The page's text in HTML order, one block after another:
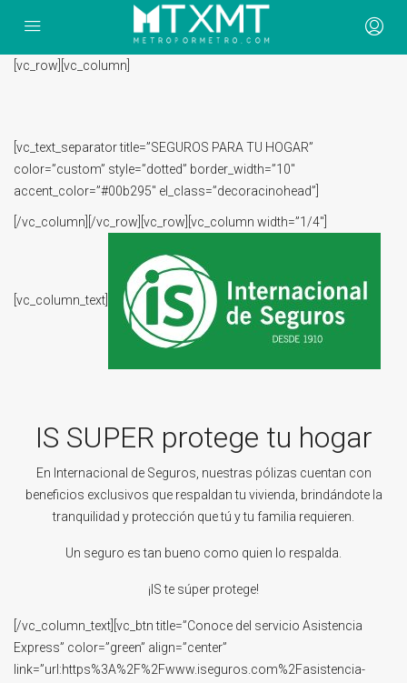
[vc_row][vc_column]
[vc_text_separator title=”SEGUROS PARA TU HOGAR”
color=”custom” style=”dotted” border_width=”10″
accent_color=”#00b295″ el_class=”decoracinohead”]
[/vc_column][/vc_row][vc_row][vc_column width=”1/4″]
[vc_column_text]
IS SUPER protege tu hogar
En Internacional de Seguros, nuestras pólizas cuentan con
beneficios exclusivos que respaldan tu vivienda, brindándote la
tranquilidad y protección que tú y tu familia requieren.
Un seguro es tan bueno como quien lo respalda.
¡IS te súper protege!
[/vc_column_text][vc_btn title=”Conoce del servicio Asistencia
Express” color=”green” align=”center”
link=”url:https%3A%2F%2Fwww.iseguros.com%2Fasistencia-